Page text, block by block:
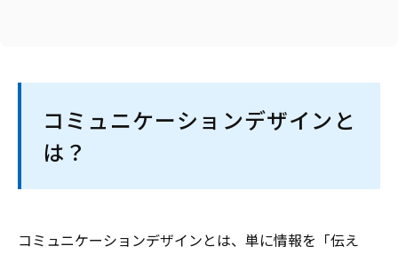
コミュニケーションデザインと
は？
コミュニケーションデザインとは、単に情報を「伝え